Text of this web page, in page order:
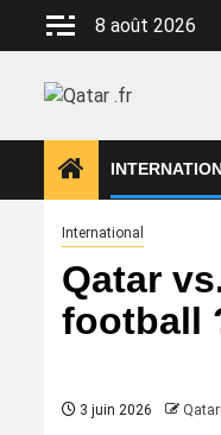
8 août 2026
International
Qatar
football
3 juin 2026